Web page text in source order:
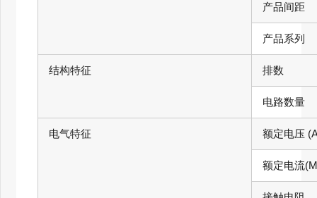
产品间距
产品系列
结构特征 排数
电路数量
电气特征 额定电压
额定电流